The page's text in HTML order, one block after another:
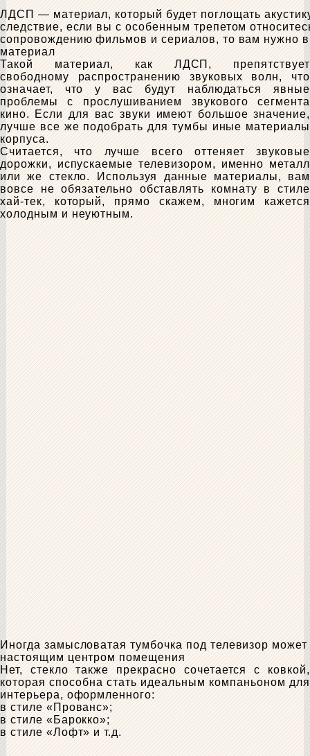
ЛДСП — материал, который будет поглощать
следствие, если вы с особенным трепетом
сопровождению фильмов и сериалов, то вам нужно
материал
Такой материал, как ЛДСП, препятствует
свободному распространению звуковых волн, что
означает, что у вас будут наблюдаться явные
проблемы с прослушиванием звукового сегмента
кино. Если для вас звуки имеют большое значение,
лучше все же подобрать для тумбы иные материалы
корпуса.
Считается, что лучше всего оттеняет звуковые
дорожки, испускаемые телевизором, именно металл
или же стекло. Используя данные материалы, вам
вовсе не обязательно обставлять комнату в стиле
хай-тек, который, прямо скажем, многим кажется
холодным и неуютным.
Иногда замысловатая тумбочка под телевизор
настоящим центром помещения
Нет, стекло также прекрасно сочетается с ковкой,
которая способна стать идеальным компаньоном для
интерьера, оформленного:
в стиле «Прованс»;
в стиле «Барокко»;
в стиле «Лофт» и т.д.